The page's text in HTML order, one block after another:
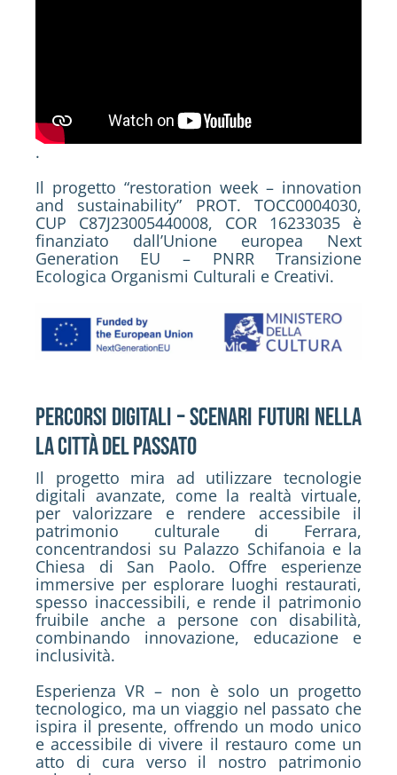
.
Il progetto “restoration week – innovation
and sustainability” PROT. TOCC0004030,
CUP C87J23005440008, COR 16233035 è
finanziato dall’Unione europea Next
Generation EU – PNRR Transizione
Ecologica Organismi Culturali e Creativi.
Percorsi digitali – scenari futuri nella
la città del passato
Il progetto mira ad utilizzare tecnologie
digitali avanzate, come la realtà virtuale,
per valorizzare e rendere accessibile il
patrimonio culturale di Ferrara,
concentrandosi su Palazzo Schifanoia e la
Chiesa di San Paolo. Offre esperienze
immersive per esplorare luoghi restaurati,
spesso inaccessibili, e rende il patrimonio
fruibile anche a persone con disabilità,
combinando innovazione, educazione e
inclusività.
Esperienza VR – non è solo un progetto
tecnologico, ma un viaggio nel passato che
ispira il presente, offrendo un modo unico
e accessibile di vivere il restauro come un
atto di cura verso il nostro patrimonio